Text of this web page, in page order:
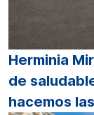
Herminia
de
hacemos